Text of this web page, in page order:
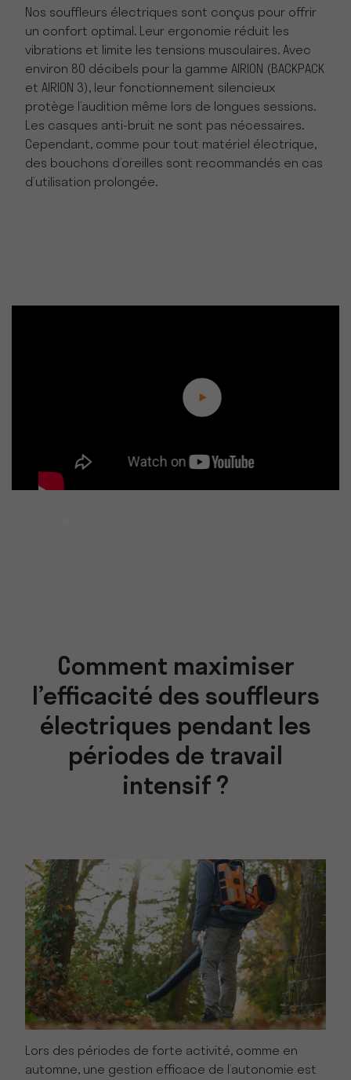
Nos souffleurs électriques sont conçus pour offrir
un confort optimal. Leur ergonomie réduit les
vibrations et limite les tensions musculaires. Avec
environ 80 décibels pour la gamme AIRION (BACKPACK
et AIRION 3), leur fonctionnement silencieux
protège l’audition même lors de longues sessions.
Les casques anti-bruit ne sont pas nécessaires.
Cependant, comme pour tout matériel électrique,
des bouchons d’oreilles sont recommandés en cas
d’utilisation prolongée.
Comment maximiser
l’efficacité des souffleurs
électriques pendant les
périodes de travail
intensif ?
Lors des périodes de forte activité, comme en
automne, une gestion efficace de l’autonomie est